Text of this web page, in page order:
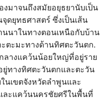
มาจนถึงสมัยอยุธยานับเป็น
ดยุทธศาสตร์ ซึ่งเป็นเส้น
นาในทางตอนเหนือกับบ้าน
ตะมะทางด้านทิศตะวันตก.
ลางแคว้นน้อยใหญ่ที่อยู่ราย
ทางทิศตะวันตกและตะวัน
นเขตจังหวัดลำพูนและ
ละแคว้นนครชัยศรีในพื้นที่